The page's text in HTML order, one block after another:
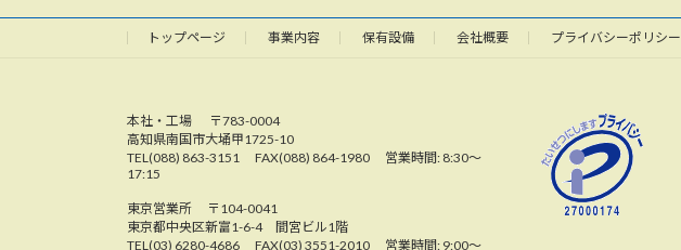
トップページ 事業内容 保有設備 会社概要 プライバシーポリシー
本社・工場 〒783-0004
高知県南国市大埇甲1725-10
TEL(088) 863-3151 FAX(088) 864-1980 営業時間: 8:30〜
17:15
東京営業所 〒104-0041
東京都中央区新富1-6-4 間宮ビル1階
TEL(03) 6280-4686 FAX(03) 3551-2010 営業時間: 9:00〜